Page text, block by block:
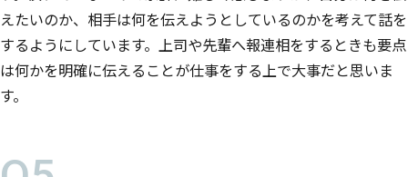
えたいのか、相手は何を伝えようとしているのかを考えて話を
するようにしています。上司や先輩へ報連相をするときも要点
は何かを明確に伝えることが仕事をする上で大事だと思いま
す。